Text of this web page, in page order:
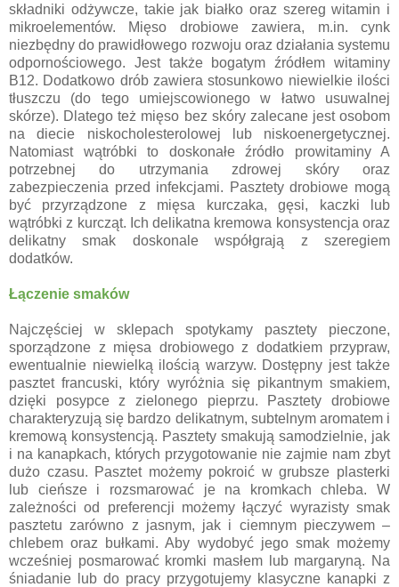
składniki odżywcze, takie jak białko oraz szereg witamin i
mikroelementów. Mięso drobiowe zawiera, m.in. cynk
niezbędny do prawidłowego rozwoju oraz działania systemu
odpornościowego. Jest także bogatym źródłem witaminy
B12. Dodatkowo drób zawiera stosunkowo niewielkie ilości
tłuszczu (do tego umiejscowionego w łatwo usuwalnej
skórze). Dlatego też mięso bez skóry zalecane jest osobom
na diecie niskocholesterolowej lub niskoenergetycznej.
Natomiast wątróbki to doskonałe źródło prowitaminy A
potrzebnej do utrzymania zdrowej skóry oraz
zabezpieczenia przed infekcjami. Pasztety drobiowe mogą
być przyrządzone z mięsa kurczaka, gęsi, kaczki lub
wątróbki z kurcząt. Ich delikatna kremowa konsystencja oraz
delikatny smak doskonale współgrają z szeregiem
dodatków.
Łączenie smaków
Najczęściej w sklepach spotykamy pasztety pieczone,
sporządzone z mięsa drobiowego z dodatkiem przypraw,
ewentualnie niewielką ilością warzyw. Dostępny jest także
pasztet francuski, który wyróżnia się pikantnym smakiem,
dzięki posypce z zielonego pieprzu. Pasztety drobiowe
charakteryzują się bardzo delikatnym, subtelnym aromatem i
kremową konsystencją. Pasztety smakują samodzielnie, jak
i na kanapkach, których przygotowanie nie zajmie nam zbyt
dużo czasu. Pasztet możemy pokroić w grubsze plasterki
lub cieńsze i rozsmarować je na kromkach chleba. W
zależności od preferencji możemy łączyć wyrazisty smak
pasztetu zarówno z jasnym, jak i ciemnym pieczywem –
chlebem oraz bułkami. Aby wydobyć jego smak możemy
wcześniej posmarować kromki masłem lub margaryną. Na
śniadanie lub do pracy przygotujemy klasyczne kanapki z